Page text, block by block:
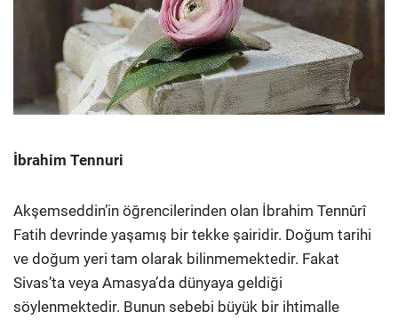
İbrahim Tennuri
Akşemseddin’in öğrencilerinden olan İbrahim Tennûrî
Fatih devrinde yaşamış bir tekke şairidir. Doğum tarihi
ve doğum yeri tam olarak bilinmemektedir. Fakat
Sivas’ta veya Amasya’da dünyaya geldiği
söylenmektedir. Bunun sebebi büyük bir ihtimalle